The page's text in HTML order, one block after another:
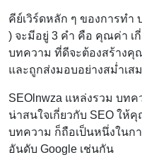
คีย์เวิร์ดหลัก ๆ ของการทำ
) จะมีอยู่ 3 คำ คือ คุณค่า เ
บทความ ที่ดีจะต้องสร้างคุ
และถูกส่งมอบอย่างสม่ำเส
SEOlnwza แหล่งรวม บท
น่าสนใจเกี่ยวกับ SEO ให้
บทความ ก็ถือเป็นหนึ่งในก
อันดับ Google เช่นกัน